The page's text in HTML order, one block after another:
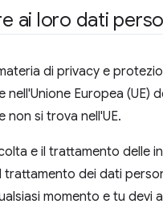
ai loro dati
di privacy e
Europea (UE)
non si trova nell'UE.
e il trattamento delle
trattamento dei dati
momento e tu devi